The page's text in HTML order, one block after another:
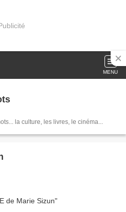
MENU
la culture, les livres, le cinéma...